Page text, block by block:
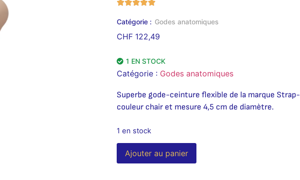
Catégorie : Godes anatomiques
CHF 122,49
1 EN STOCK
Catégorie : Godes anatomiques
Superbe gode-ceinture flexible de la marque
couleur chair et mesure 4,5 cm de diamètre.
1 en stock
Ajouter au panier